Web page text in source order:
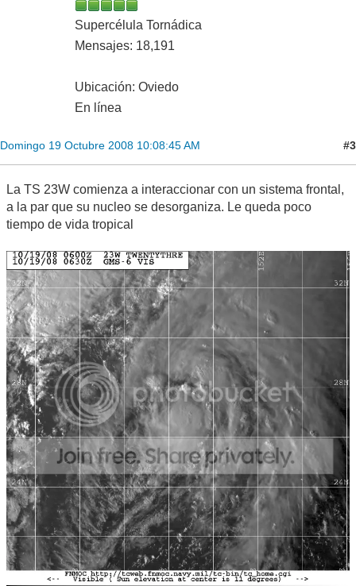
Supercélula Tornádica
Mensajes: 18,191
Ubicación: Oviedo
En línea
Domingo 19 Octubre 2008 10:08:45 AM #3
La TS 23W comienza a interaccionar con un sistema frontal,
a la par que su nucleo se desorganiza. Le queda poco
tiempo de vida tropical